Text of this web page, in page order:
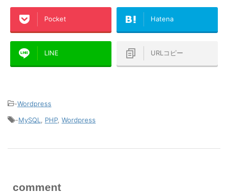
Pocket Hatena
LINE URLコピー
-Wordpress
-MySQL PHP, Wordpress
comment